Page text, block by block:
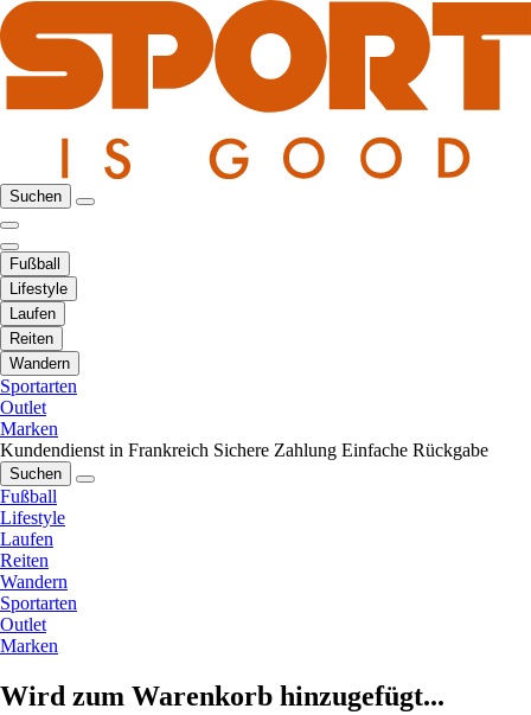
Suchen
Fußball
Lifestyle
Laufen
Reiten
Wandern
Sportarten
Outlet
Marken
Kundendienst in Frankreich Sichere Zahlung Einfache Rückgabe
Suchen
Fußball
Lifestyle
Laufen
Reiten
Wandern
Sportarten
Outlet
Marken
Wird zum Warenkorb hinzugefügt...